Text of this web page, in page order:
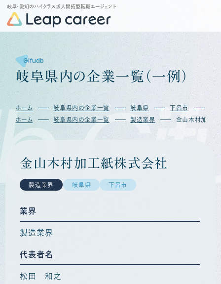
岐阜・愛知のハイクラス求人開拓型転職エージェント
Gifudb
岐阜県 内の企業一覧 （ 一例 ）
ホーム 岐阜県内の企業一覧 岐阜県 下呂市
ホーム
岐阜県内の企業一覧 製造業界 金山木村加工紙
金山木村加工紙株式会社
製造業界 岐阜県 下呂市
業界
製造業界
代表者名
松田 和之